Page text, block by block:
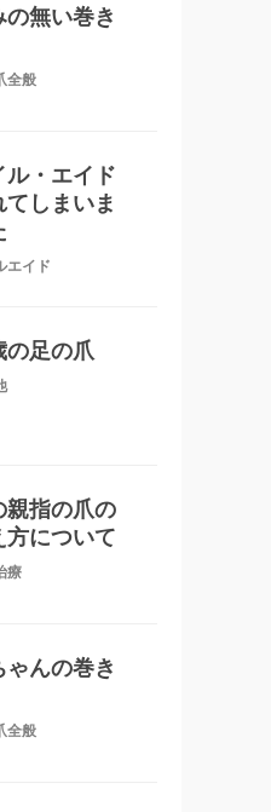
の無い巻き
全般
ル・エイド
てしまいま
エイド
の足の爪
親指の爪の
方について
療
ゃんの巻き
全般